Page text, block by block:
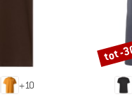
+10
Korting
tot -